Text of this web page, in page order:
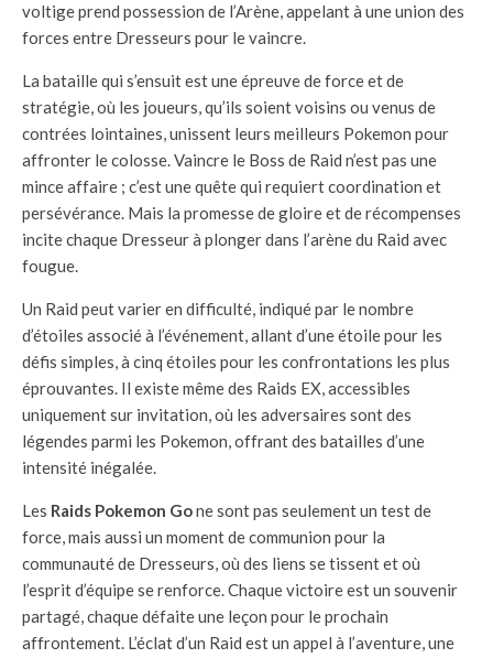
voltige prend possession de l’Arène, appelant à une union des
forces entre Dresseurs pour le vaincre.
La bataille qui s’ensuit est une épreuve de force et de
stratégie, où les joueurs, qu’ils soient voisins ou venus de
contrées lointaines, unissent leurs meilleurs Pokemon pour
affronter le colosse. Vaincre le Boss de Raid n’est pas une
mince affaire ; c’est une quête qui requiert coordination et
persévérance. Mais la promesse de gloire et de récompenses
incite chaque Dresseur à plonger dans l’arène du Raid avec
fougue.
Un Raid peut varier en difficulté, indiqué par le nombre
d’étoiles associé à l’événement, allant d’une étoile pour les
défis simples, à cinq étoiles pour les confrontations les plus
éprouvantes. Il existe même des Raids EX, accessibles
uniquement sur invitation, où les adversaires sont des
légendes parmi les Pokemon, offrant des batailles d’une
intensité inégalée.
Les Raids Pokemon Gone sont pas seulement un test de
force, mais aussi un moment de communion pour la
communauté de Dresseurs, où des liens se tissent et où
l’esprit d’équipe se renforce. Chaque victoire est un souvenir
partagé, chaque défaite une leçon pour le prochain
affrontement. L’éclat d’un Raid est un appel à l’aventure, une